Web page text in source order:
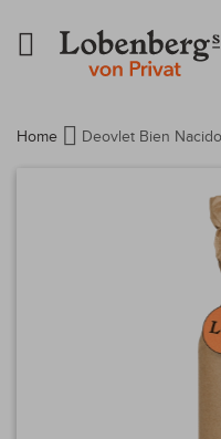
Navigation
umschalten
Home Deovlet Bien